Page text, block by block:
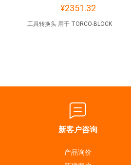
¥2351.32
工具转换头 用于 TORCO-BLOCK
新客户咨询
产品询价